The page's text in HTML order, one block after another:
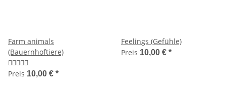
Farm animals
(Bauernhoftiere)
Preis 10,00 € *
Feelings (Gefühle)
Preis 10,00 € *